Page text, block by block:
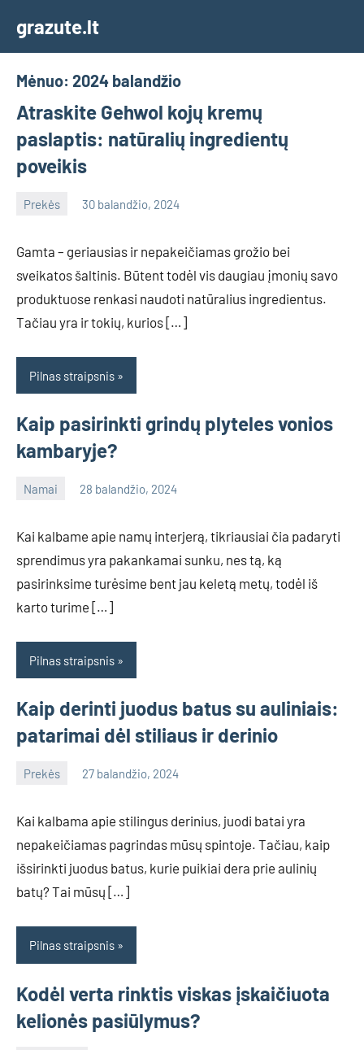
content
grazute.lt
Mėnuo: 2024 balandžio
Atraskite Gehwol kojų kremų
paslaptis: natūralių ingredientų
poveikis
Prekės 30 balandžio, 2024
Gamta – geriausias ir nepakeičiamas grožio bei
sveikatos šaltinis. Būtent todėl vis daugiau įmonių savo
produktuose renkasi naudoti natūralius ingredientus.
Tačiau yra ir tokių, kurios […]
Pilnas straipsnis
Kaip pasirinkti grindų plyteles vonios
kambaryje?
Namai 28 balandžio, 2024
Kai kalbame apie namų interjerą, tikriausiai čia padaryti
sprendimus yra pakankamai sunku, nes tą, ką
pasirinksime turėsime bent jau keletą metų, todėl iš
karto turime […]
Pilnas straipsnis
Kaip derinti juodus batus su auliniais:
patarimai dėl stiliaus ir derinio
Prekės 27 balandžio, 2024
Kai kalbama apie stilingus derinius, juodi batai yra
nepakeičiamas pagrindas mūsų spintoje. Tačiau, kaip
išsirinkti juodus batus, kurie puikiai dera prie aulinių
batų? Tai mūsų […]
Pilnas straipsnis
Kodėl verta rinktis viskas įskaičiuota
kelionės pasiūlymus?